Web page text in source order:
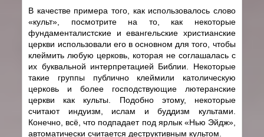
В качестве примера того, как использовалось слово
«культ», посмотрите на то, как некоторые
фундаменталистские и евангельские христианские
церкви использовали его в основном для того, чтобы
клеймить любую церковь, которая не соглашалась с
их буквальной интерпретацией Библии. Некоторые
такие группы публично клеймили католическую
церковь и более господствующие лютеранские
церкви как культы. Подобно этому, некоторые
считают индуизм, ислам и буддизм культами.
Конечно, всё, что подпадает под ярлык «Нью Эйдж»,
автоматически считается деструктивным культом.